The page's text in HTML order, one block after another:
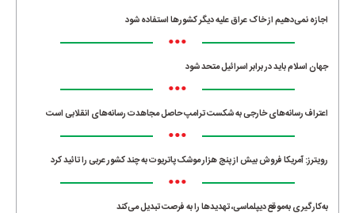
اجازه نمی‌دهیم از خاک عراق علیه دیگر کشورها استفاده شود
•••
جهان اسلام باید در برابر اسرائیل متحد شود
•••
اعتراف رسانه‌های خارجی به شکست ترامپ حاصل مجاهدت رسانه‌های انقلابی است
•••
رویترز: آمریکا فروش بیش از پنج هزار موشک پاتریوت به چند کشور عربی را تائید کرد
•••
به‌کارگیری به‌موقع دیپلماسی، تهدیدها را به فرصت تبدیل می‌کند